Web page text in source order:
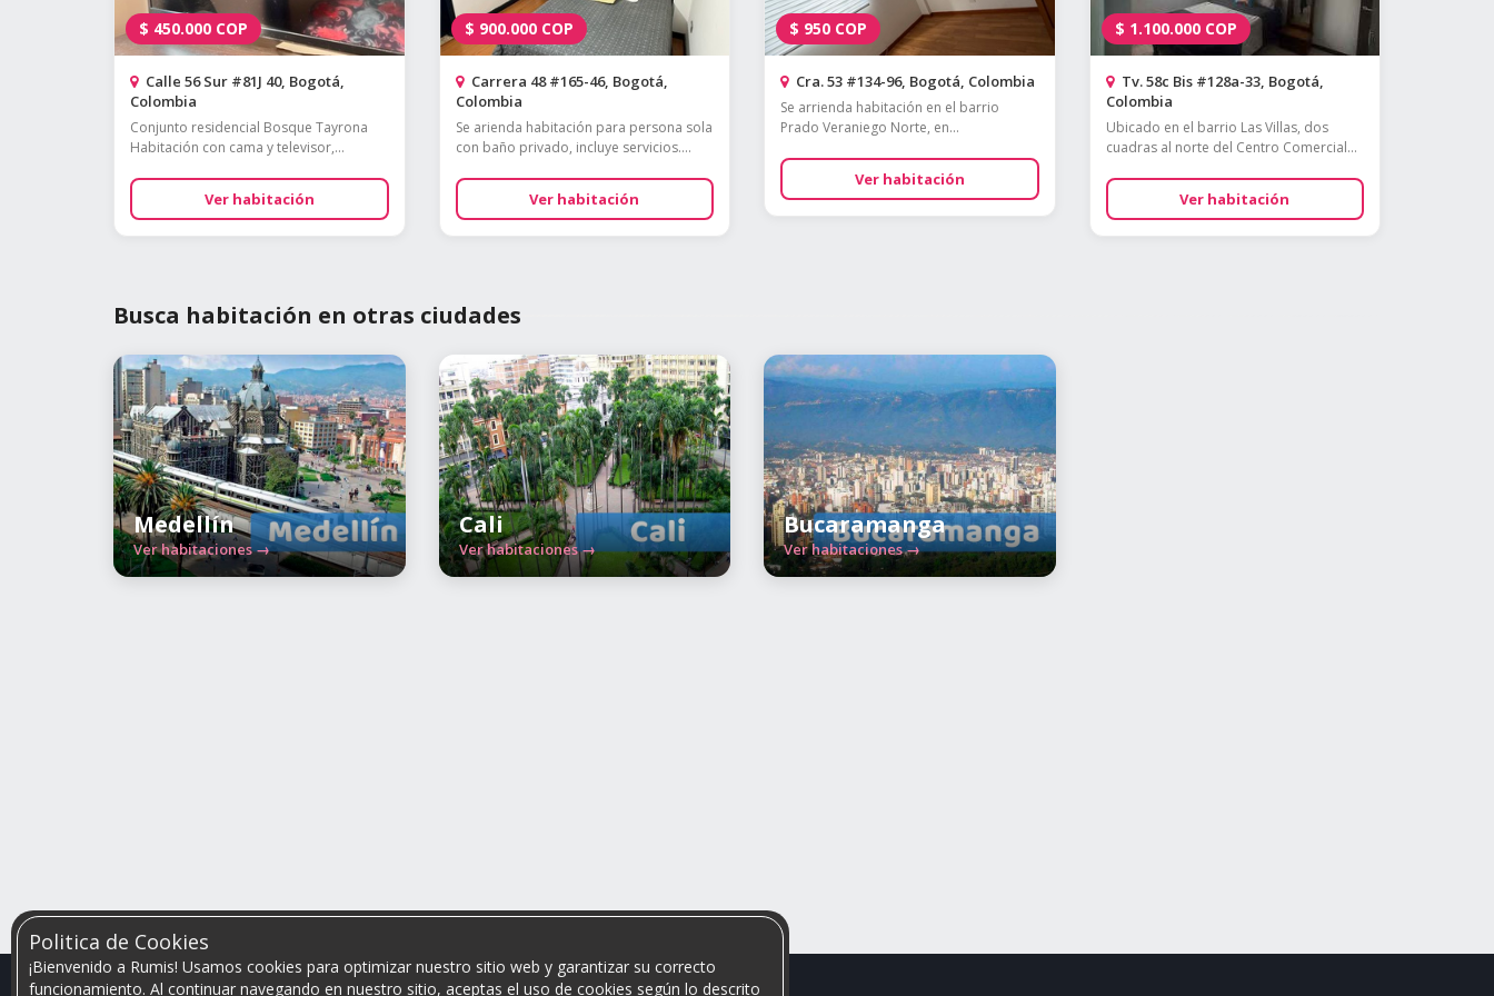
$ 450.000 COP
Calle 56 Sur #81J 40, Bogotá,
Colombia
Conjunto residencial Bosque Tayrona
Habitación con cama y televisor,...
Ver habitación
$ 900.000 COP
Carrera 48 #165-46, Bogotá,
Colombia
Se arienda habitación para persona sola
con baño privado, incluye servicios....
Ver habitación
$ 950 COP
Cra. 53 #134-96, Bogotá, Colombia
Se arrienda habitación en el barrio
Prado Veraniego Norte, en...
Ver habitación
$ 1.100.000 COP
Tv. 58c Bis #128a-33, Bogotá,
Colombia
Ubicado en el barrio Las Villas, dos
cuadras al norte del Centro Comercial...
Ver habitación
Busca habitación en otras ciudades
Medellín
Ver habitaciones →
Cali
Ver habitaciones →
Bucaramanga
Ver habitaciones →
Politica de Cookies
¡Bienvenido a Rumis! Usamos cookies para optimizar nuestro sitio web y garantizar su correcto
funcionamiento. Al continuar navegando en nuestro sitio, aceptas el uso de cookies según lo descrito